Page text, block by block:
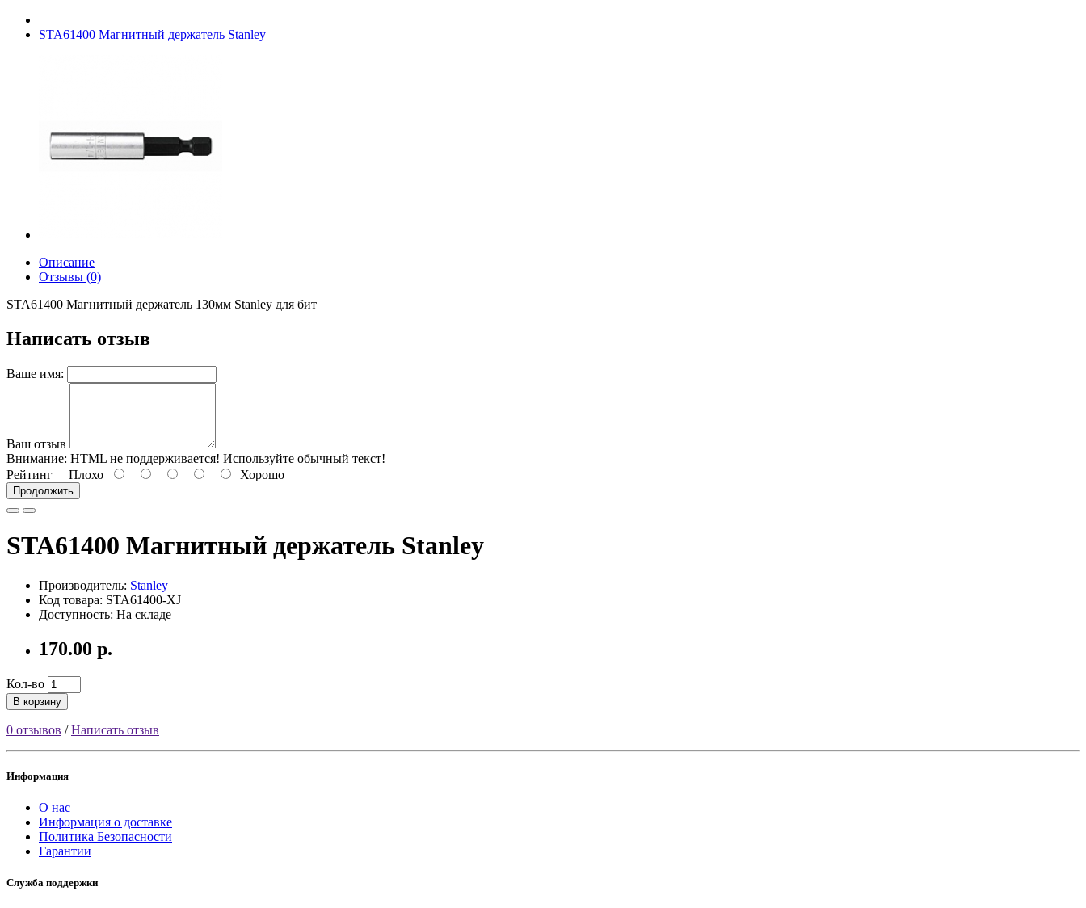
STA61400 Магнитный держатель Stanley
Описание
Отзывы (0)
STA61400 Магнитный держатель 130мм Stanley для бит
Написать отзыв
Ваше имя:
Ваш отзыв
Внимание: HTML не поддерживается! Используйте обычный текст!
Рейтинг Плохо Хорошо
Продолжить
STA61400 Магнитный держатель Stanley
Производитель: Stanley
Код товара: STA61400-XJ
Доступность: На складе
170.00 р.
Кол-во
В корзину
0 отзывов /Написать отзыв
Информация
О нас
Информация о доставке
Политика Безопасности
Гарантии
Служба поддержки